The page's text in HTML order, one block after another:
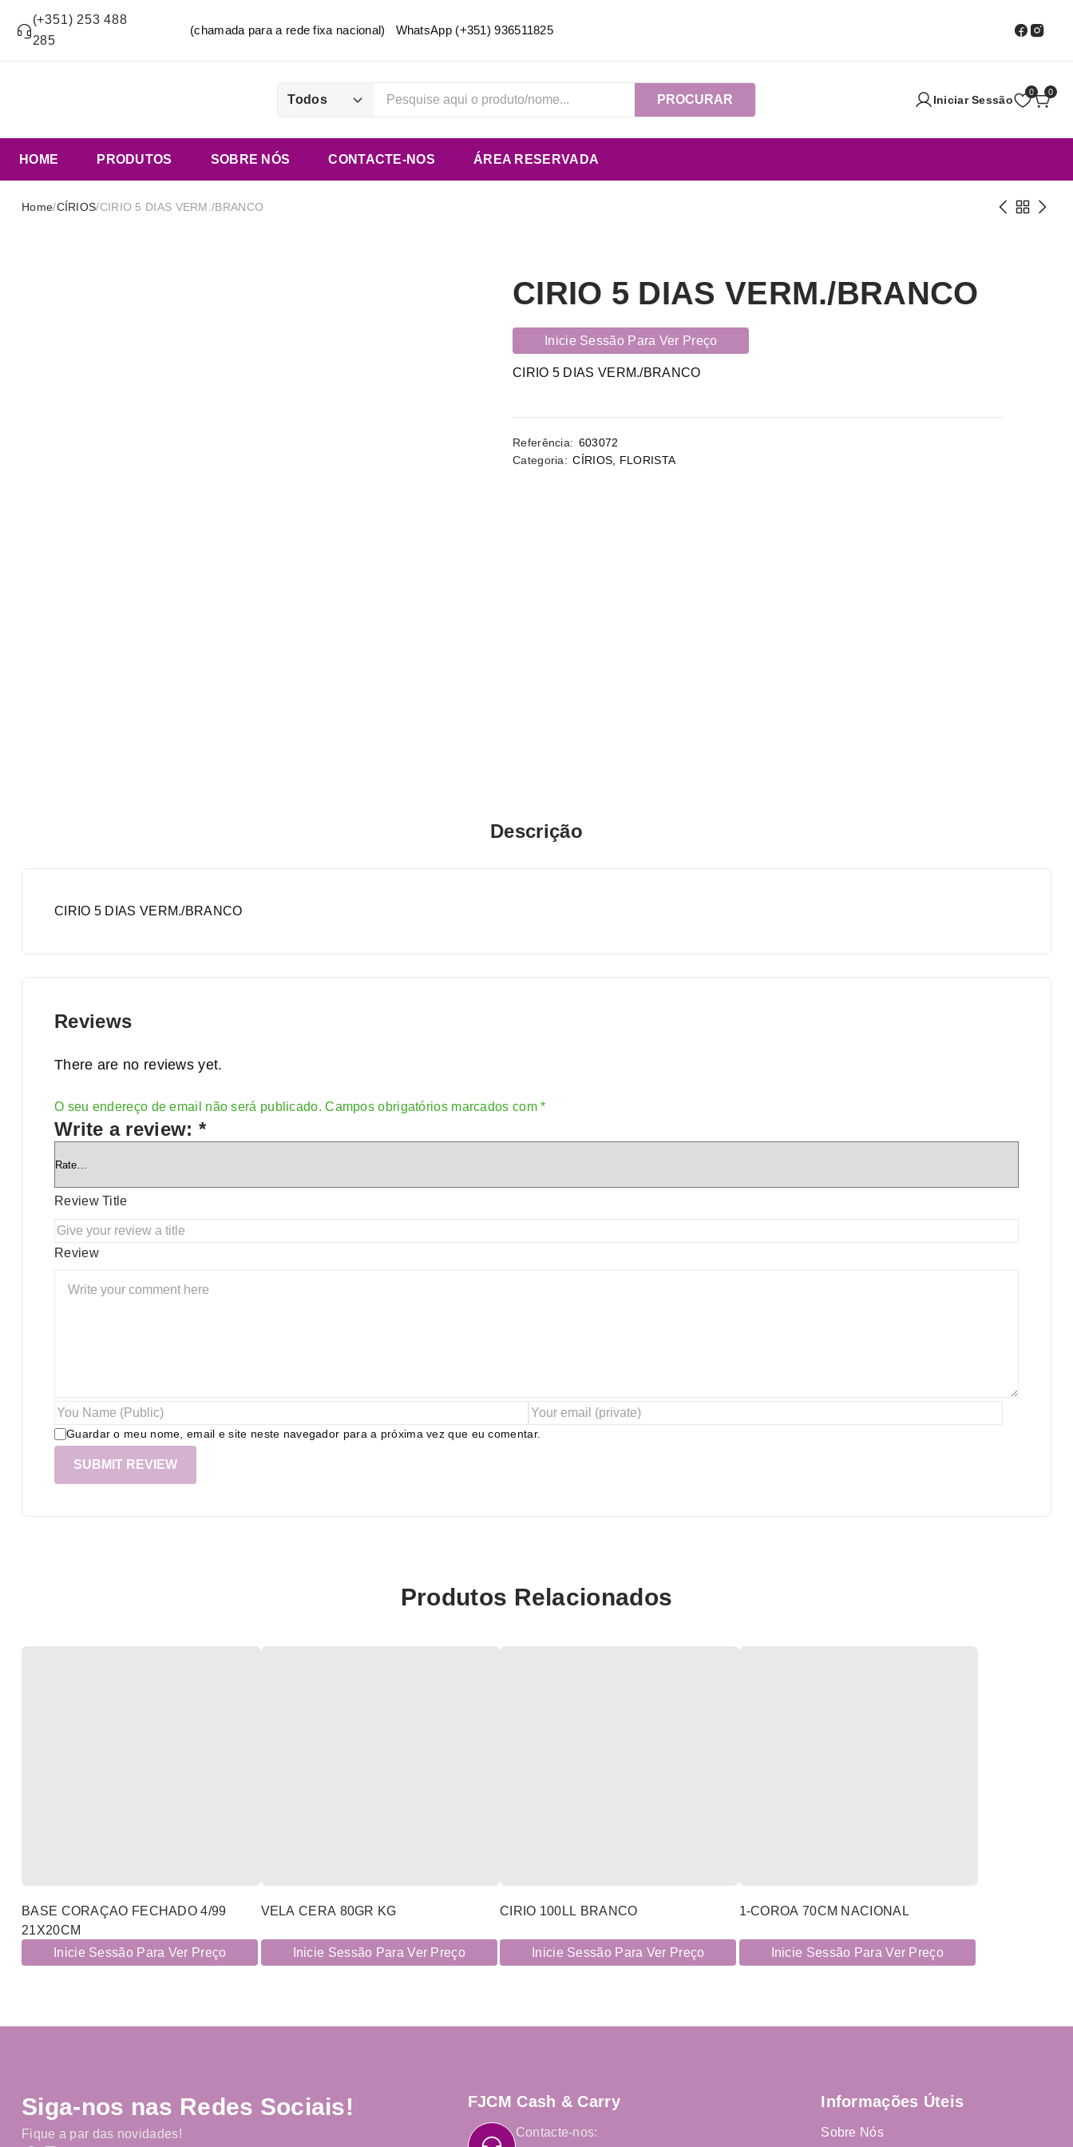
(+351) 253 488
285
(chamada para a rede fixa nacional) WhatsApp (+351) 936511825
Todos PROCURAR Iniciar Sessão
0 0
HOME PRODUTOS SOBRE NÓS CONTACTE-NOS ÁREA RESERVADA
Home/CÍRIOS/CIRIO 5 DIAS VERM./BRANCO
CIRIO 5 DIAS VERM./BRANCO
Inicie Sessão Para Ver Preço
CIRIO 5 DIAS VERM./BRANCO
Referência: 603072
Categoria: CÍRIOS FLORISTA
Descrição
CIRIO 5 DIAS VERM./BRANCO
Reviews
There are no reviews yet.
O seu endereço de email não será publicado. Campos obrigatórios marcados com*
Write a review: *
Review Title
Review
Guardar o meu nome, email e site neste navegador para a próxima vez que eu comentar.
Alternative:
Produtos Relacionados
BASE CORAÇAO FECHADO 4/99
21X20CM
Inicie Sessão Para Ver Preço
VELA CERA 80GR KG
Inicie Sessão Para Ver Preço
CIRIO 100LL BRANCO
Inicie Sessão Para Ver Preço
1-COROA 70CM NACIONAL
Inicie Sessão Para Ver Preço
Siga-nos nas Redes Sociais!
Fique a par das novidades!
FJCM Cash & Carry
Contacte-nos:
Informações Úteis
Sobre Nós